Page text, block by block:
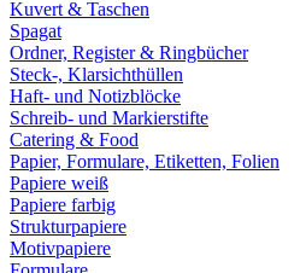
Kuvert & Taschen
Spagat
Ordner, Register & Ringbücher
Steck-, Klarsichthüllen
Haft- und Notizblöcke
Schreib- und Markierstifte
Catering & Food
Papier, Formulare, Etiketten, Folien
Papiere weiß
Papiere farbig
Strukturpapiere
Motivpapiere